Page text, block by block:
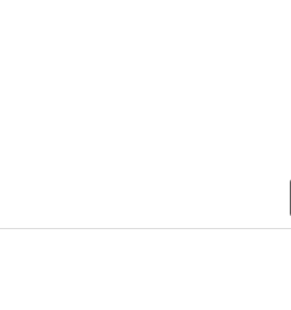
Buchfolie und Schreibtisch